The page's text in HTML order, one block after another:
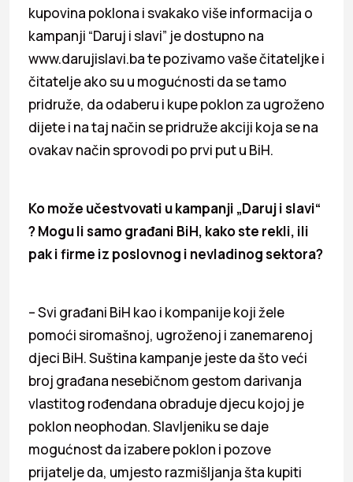
kupovina poklona i svakako više informacija o
kampanji “Daruj i slavi” je dostupno na
www.darujislavi.ba te pozivamo vaše čitateljke i
čitatelje ako su u mogućnosti da se tamo
pridruže, da odaberu i kupe poklon za ugroženo
dijete i na taj način se pridruže akciji koja se na
ovakav način sprovodi po prvi put u BiH.
Ko može učestvovati u kampanji „Daruj i slavi“
? Mogu li samo građani BiH, kako ste rekli, ili
pak i firme iz poslovnog i nevladinog sektora?
– Svi građani BiH kao i kompanije koji žele
pomoći siromašnoj, ugroženoj i zanemarenoj
djeci BiH. Suština kampanje jeste da što veći
broj građana nesebičnom gestom darivanja
vlastitog rođendana obraduje djecu kojoj je
poklon neophodan. Slavljeniku se daje
mogućnost da izabere poklon i pozove
prijatelje da, umjesto razmišljanja šta kupiti